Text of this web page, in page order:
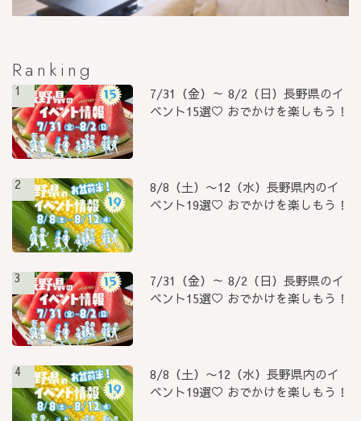
Ranking
1
7/31（金）～ 8/2（日）長野県のイ
ベント15選♡ おでかけを楽しもう！
2
8/8（土）〜12（水）長野県内のイ
ベント19選♡ おでかけを楽しもう！
3
7/31（金）～ 8/2（日）長野県のイ
ベント15選♡ おでかけを楽しもう！
4
8/8（土）〜12（水）長野県内のイ
ベント19選♡ おでかけを楽しもう！